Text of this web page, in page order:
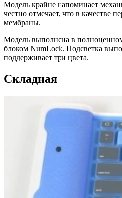
Модель крайне напоминает
честно отмечает, что в качестве
мембраны.
Модель выполнена в
блоком NumLock. Подсветка
поддерживает три цвета.
Складная